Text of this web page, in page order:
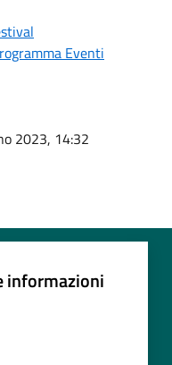
Eventi
2023, 14:32
informazioni